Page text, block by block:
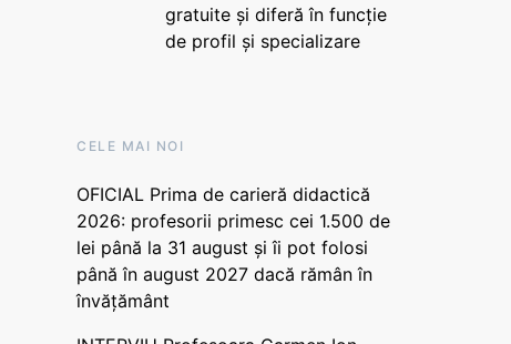
gratuite și diferă în funcție
de profil și specializare
CELE MAI NOI
OFICIAL Prima de carieră didactică
2026: profesorii primesc cei 1.500 de
lei până la 31 august și îi pot folosi
până în august 2027 dacă rămân în
învățământ